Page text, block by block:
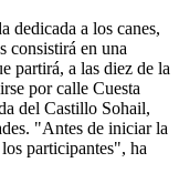
dedicada a los canes,
consistirá en una
partirá, a las diez de la
por calle Cuesta
del Castillo Sohail,
"Antes de iniciar la
participantes", ha